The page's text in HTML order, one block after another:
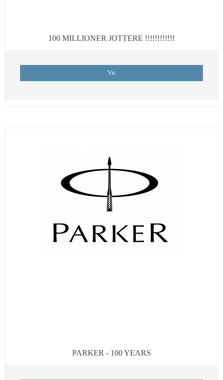
100 MILLIONER JOTTERE !!!!!!!!!!!!
Vis
PARKER - 100 YEARS